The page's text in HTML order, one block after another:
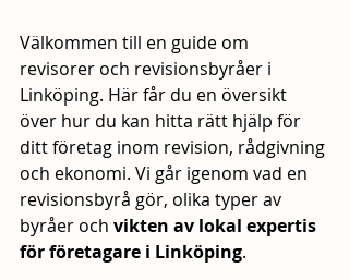
Välkommen till en guide om
revisorer och revisionsbyråer i
Linköping. Här får du en översikt
över hur du kan hitta rätt hjälp för
ditt företag inom revision, rådgivning
och ekonomi. Vi går igenom vad en
revisionsbyrå gör, olika typer av
byråer och vikten av lokal expertis
för företagare i Linköping.